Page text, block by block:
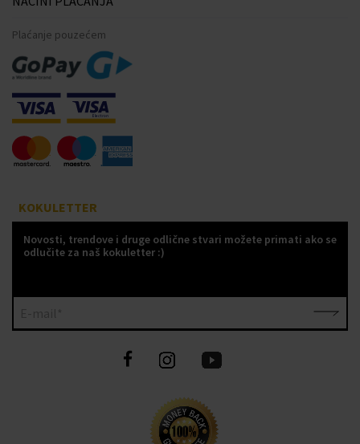
Plaćanje pouzećem
KOKULETTER
Novosti, trendove i druge odlične stvari možete primati ako se
odlučite za naš kokuletter :)